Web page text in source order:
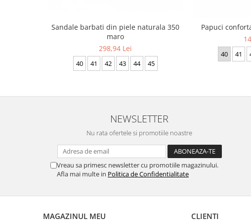
Sandale barbati din piele naturala 350
maro
298,94 Lei
40 41 42 43 44 45
Papuci
40 41
NEWSLETTER
Nu rata ofertele si promotiile noastre
Vreau sa primesc newsletter cu promotiile magazinului.
Afla mai multe in Politica de Confidentialitate
MAGAZINUL MEU CLIENTI